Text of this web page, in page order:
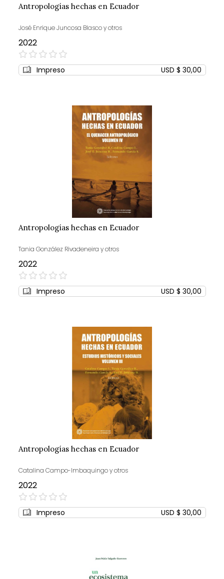
Antropologías hechas en Ecuador
José Enrique Juncosa Blasco y otros
2022
0%
Impreso USD $ 30,00
Antropologías hechas en Ecuador
Tania González Rivadeneira y otros
2022
0%
Impreso USD $ 30,00
Antropologías hechas en Ecuador
Catalina Campo-Imbaquingo y otros
2022
0%
Impreso USD $ 30,00